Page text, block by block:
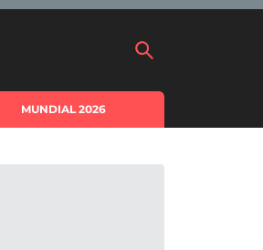
MUNDIAL 2026